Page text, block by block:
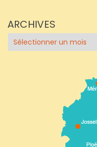
ARCHIVES
Archives